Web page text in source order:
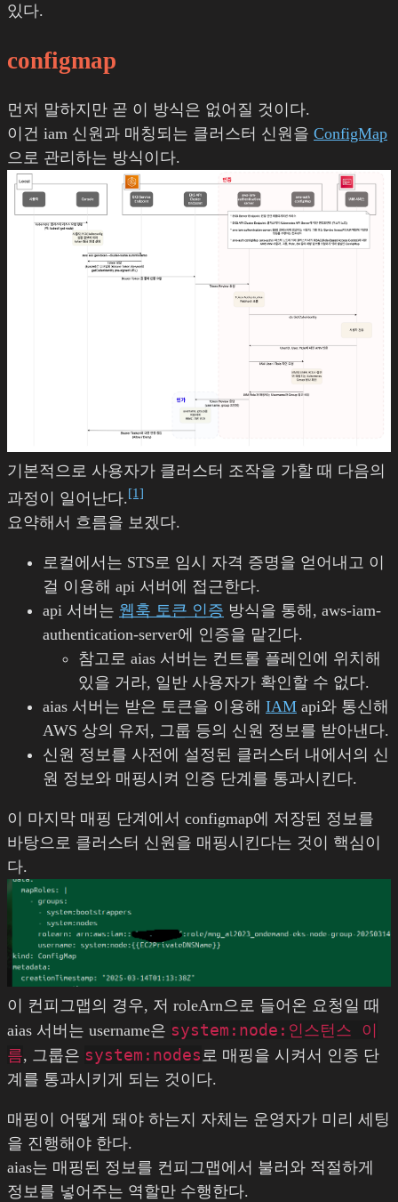
있다.
configmap
먼저 말하지만 곧 이 방식은 없어질 것이다.
이건 iam 신원과 매칭되는 클러스터 신원을 ConfigMap
으로 관리하는 방식이다.
기본적으로 사용자가 클러스터 조작을 가할 때 다음의
과정이 일어난다.[1]
요약해서 흐름을 보겠다.
로컬에서는 STS로 임시 자격 증명을 얻어내고 이
걸 이용해 api 서버에 접근한다.
api 서버는 웹훅 토큰 인증 방식을 통해, aws-iam-
authentication-server에 인증을 맡긴다.
참고로 aias 서버는 컨트롤 플레인에 위치해
있을 거라, 일반 사용자가 확인할 수 없다.
aias 서버는 받은 토큰을 이용해 IAM api와 통신해
AWS 상의 유저, 그룹 등의 신원 정보를 받아낸다.
신원 정보를 사전에 설정된 클러스터 내에서의 신
원 정보와 매핑시켜 인증 단계를 통과시킨다.
이 마지막 매핑 단계에서 configmap에 저장된 정보를
바탕으로 클러스터 신원을 매핑시킨다는 것이 핵심이
다.
이 컨피그맵의 경우, 저 roleArn으로 들어온 요청일 때
aias 서버는 username은 system:node:인스턴스 이
름, 그룹은 system:nodes로 매핑을 시켜서 인증 단
계를 통과시키게 되는 것이다.
매핑이 어떻게 돼야 하는지 자체는 운영자가 미리 세팅
을 진행해야 한다.
aias는 매핑된 정보를 컨피그맵에서 불러와 적절하게
정보를 넣어주는 역할만 수행한다.